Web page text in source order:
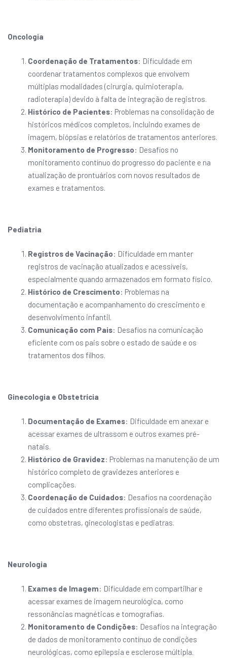
Oncologia
Coordenação de Tratamentos: Dificuldade em
coordenar tratamentos complexos que envolvem
múltiplas modalidades (cirurgia, quimioterapia,
radioterapia) devido à falta de integração de registros.
Histórico de Pacientes: Problemas na consolidação de
históricos médicos completos, incluindo exames de
imagem, biópsias e relatórios de tratamentos anteriores.
Monitoramento de Progresso: Desafios no
monitoramento contínuo do progresso do paciente e na
atualização de prontuários com novos resultados de
exames e tratamentos.
Pediatria
Registros de Vacinação: Dificuldade em manter
registros de vacinação atualizados e acessíveis,
especialmente quando armazenados em formato físico.
Histórico de Crescimento: Problemas na
documentação e acompanhamento do crescimento e
desenvolvimento infantil.
Comunicação com Pais: Desafios na comunicação
eficiente com os pais sobre o estado de saúde e os
tratamentos dos filhos.
Ginecologia e Obstetrícia
Documentação de Exames: Dificuldade em anexar e
acessar exames de ultrassom e outros exames pré-
natais.
Histórico de Gravidez: Problemas na manutenção de um
histórico completo de gravidezes anteriores e
complicações.
Coordenação de Cuidados: Desafios na coordenação
de cuidados entre diferentes profissionais de saúde,
como obstetras, ginecologistas e pediatras.
Neurologia
Exames de Imagem: Dificuldade em compartilhar e
acessar exames de imagem neurológica, como
ressonâncias magnéticas e tomografias.
Monitoramento de Condições: Desafios na integração
de dados de monitoramento contínuo de condições
neurológicas, como epilepsia e esclerose múltipla.